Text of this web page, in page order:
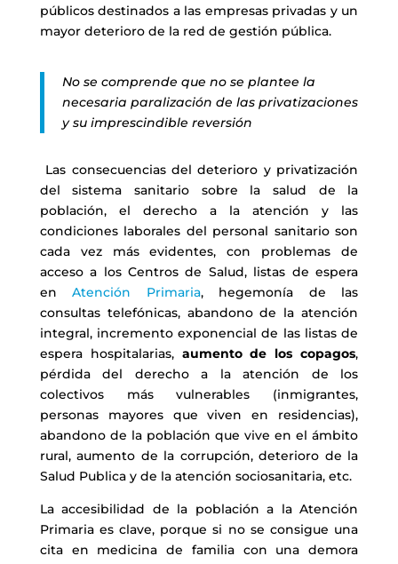
públicos destinados a las empresas privadas y un
mayor deterioro de la red de gestión pública.
No se comprende que no se plantee la
necesaria paralización de las privatizaciones
y su imprescindible reversión
Las consecuencias del deterioro y privatización
del sistema sanitario sobre la salud de la
población, el derecho a la atención y las
condiciones laborales del personal sanitario son
cada vez más evidentes, con problemas de
acceso a los Centros de Salud, listas de espera
enAtención Primaria, hegemonía de las
consultas telefónicas, abandono de la atención
integral, incremento exponencial de las listas de
espera hospitalarias, aumento de los copagos,
pérdida del derecho a la atención de los
colectivos más vulnerables (inmigrantes,
personas mayores que viven en residencias),
abandono de la población que vive en el ámbito
rural, aumento de la corrupción, deterioro de la
Salud Publica y de la atención sociosanitaria, etc.
La accesibilidad de la población a la Atención
Primaria es clave, porque si no se consigue una
cita en medicina de familia con una demora